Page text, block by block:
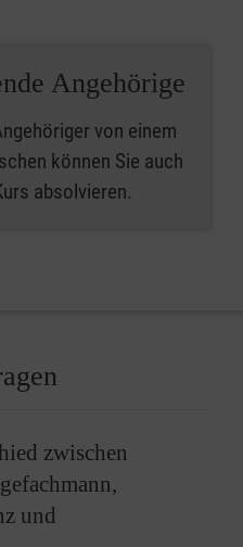
Angehörige
von einem
können Sie auch
absolvieren.
zwischen
und